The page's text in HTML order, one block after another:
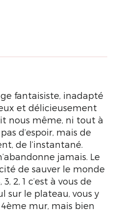
fantaisiste, inadapté
et délicieusement
nous même, ni tout à
d’espoir, mais de
de l’instantané.
jamais. Le
de sauver le monde
2, 1 c’est à vous de
sur le plateau, vous y
4ème mur, mais bien